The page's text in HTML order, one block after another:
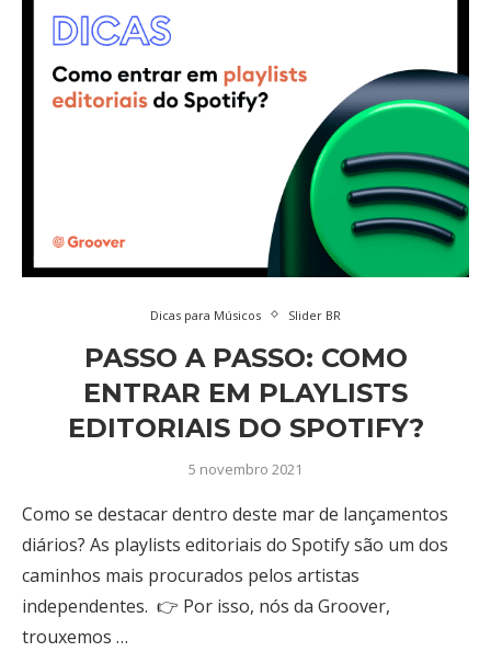
Dicas para Músicos Slider BR
PASSO A PASSO: COMO
ENTRAR EM PLAYLISTS
EDITORIAIS DO SPOTIFY?
5 novembro 2021
Como se destacar dentro deste mar de lançamentos
diários? As playlists editoriais do Spotify são um dos
caminhos mais procurados pelos artistas
independentes. 👉 Por isso, nós da Groover,
trouxemos …